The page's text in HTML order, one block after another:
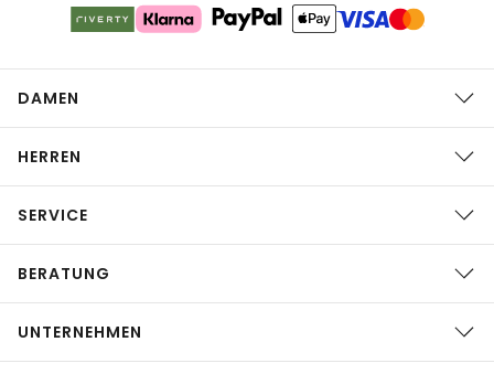
DAMEN
HERREN
SERVICE
BERATUNG
UNTERNEHMEN